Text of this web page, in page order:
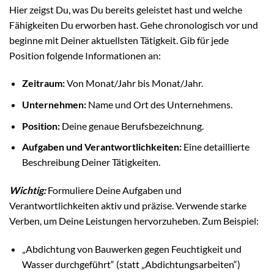
Hier zeigst Du, was Du bereits geleistet hast und welche
Fähigkeiten Du erworben hast. Gehe chronologisch vor und
beginne mit Deiner aktuellsten Tätigkeit. Gib für jede
Position folgende Informationen an:
Zeitraum:Von Monat/Jahr bis Monat/Jahr.
Unternehmen:Name und Ort des Unternehmens.
Position:Deine genaue Berufsbezeichnung.
Aufgaben und Verantwortlichkeiten:Eine detaillierte
Beschreibung Deiner Tätigkeiten.
Wichtig:Formuliere Deine Aufgaben und
Verantwortlichkeiten aktiv und präzise. Verwende starke
Verben, um Deine Leistungen hervorzuheben. Zum Beispiel:
„Abdichtung von Bauwerken gegen Feuchtigkeit und
Wasser durchgeführt“ (statt „Abdichtungsarbeiten“)